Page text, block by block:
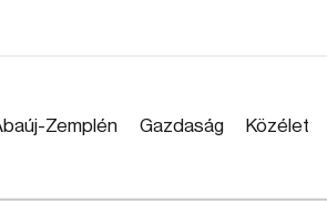
Zemplén Gazdaság Közélet